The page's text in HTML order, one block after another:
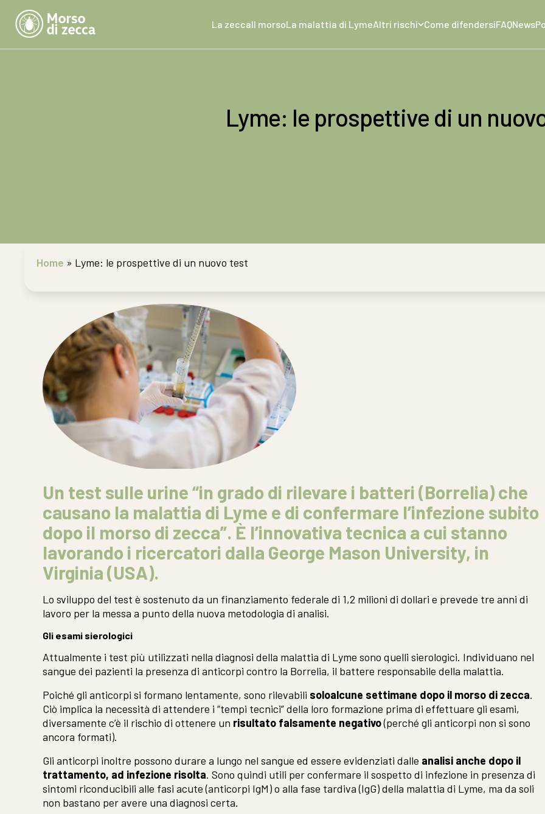
La zeccaIl morsoLa malattia di LymeAltri rischi Come difendersiFAQNews
Lyme: le prospettive di un
Home » Lyme: le prospettive di un nuovo test
Un test sulle urine “in grado di rilevare i batteri (Borrelia) che
causano la malattia di Lyme e di confermare l’infezione subito
dopo il morso di zecca”. È l’innovativa tecnica a cui stanno
lavorando i ricercatori dalla George Mason University, in
Virginia (USA).
Lo sviluppo del test è sostenuto da un finanziamento federale di 1,2 milioni di dollari e prevede tre anni di
lavoro per la messa a punto della nuova metodologia di analisi.
Gli esami sierologici
Attualmente i test più utilizzati nella diagnosi della malattia di Lyme sono quelli sierologici. Individuano nel
sangue dei pazienti la presenza di anticorpi contro la Borrelia, il battere responsabile della malattia.
Poiché gli anticorpi si formano lentamente, sono rilevabili soloalcune settimane dopo il morso di zecca.
Ciò implica la necessità di attendere i “tempi tecnici” della loro formazione prima di effettuare gli esami,
diversamente c’è il rischio di ottenere un risultato falsamente negativo(perché gli anticorpi non si sono
ancora formati).
Gli anticorpi inoltre possono durare a lungo nel sangue ed essere evidenziati dalle analisi anche dopo il
trattamento, ad infezione risolta. Sono quindi utili per confermare il sospetto di infezione in presenza di
sintomi riconducibili alle fasi acute (anticorpi IgM) o alla fase tardiva (IgG) della malattia di Lyme, ma da soli
non bastano per avere una diagnosi certa.